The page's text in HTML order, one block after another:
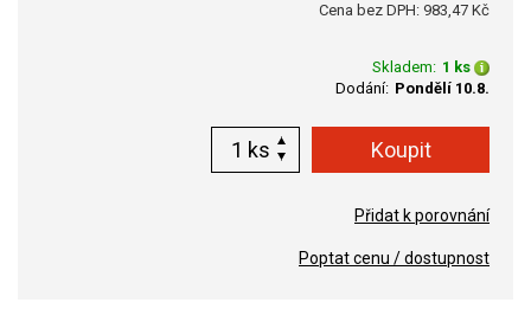
Cena bez DPH: 983,47 Kč
Skladem: 1 ks
Dodání: Pondělí 10.8.
ks
Přidat k porovnání
Poptat cenu / dostupnost